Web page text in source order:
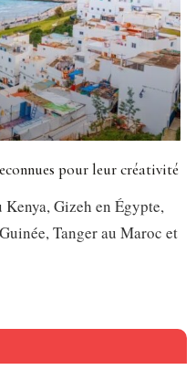
pour leur créativité
Gizeh en Égypte,
Tanger au Maroc et